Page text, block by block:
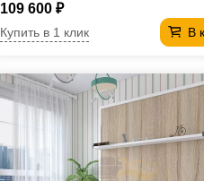
109 600 ₽
В
Купить в 1 клик